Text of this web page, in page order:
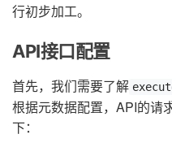
行初步加工。
API接口配置
首先，我们需要了解
根据元数据配置，API的请
下：